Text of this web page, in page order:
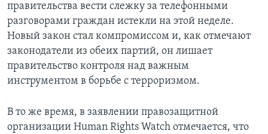
правительства вести слежку за телефонными
разговорами граждан истекли на этой неделе.
Новый закон стал компромиссом и, как отмечают
законодатели из обеих партий, он лишает
правительство контроля над важным
инструментом в борьбе с терроризмом.
В то же время, в заявлении правозащитной
организации Human Rights Watch отмечается, что